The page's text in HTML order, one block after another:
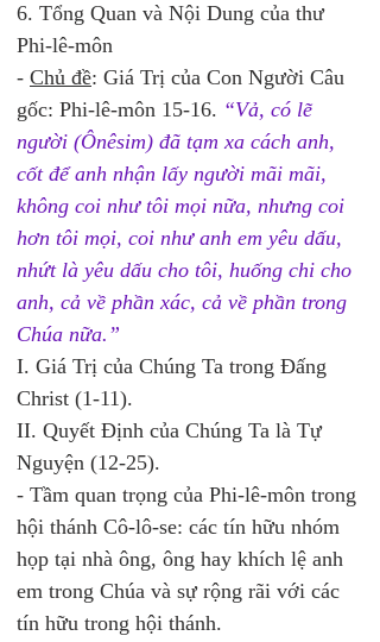
6. Tổng Quan và Nội Dung của thư
Phi-lê-môn
- Chủ đề: Giá Trị của Con Người Câu
gốc: Phi-lê-môn 15-16. “Vả, có lẽ
người (Ônêsim) đã tạm xa cách anh,
cốt để anh nhận lấy người mãi mãi,
không coi như tôi mọi nữa, nhưng coi
hơn tôi mọi, coi như anh em yêu dấu,
nhứt là yêu dấu cho tôi, huống chi cho
anh, cả về phần xác, cả về phần trong
Chúa nữa.”
I. Giá Trị của Chúng Ta trong Đấng
Christ (1-11).
II. Quyết Định của Chúng Ta là Tự
Nguyện (12-25).
- Tầm quan trọng của Phi-lê-môn trong
hội thánh Cô-lô-se: các tín hữu nhóm
họp tại nhà ông, ông hay khích lệ anh
em trong Chúa và sự rộng rãi với các
tín hữu trong hội thánh.